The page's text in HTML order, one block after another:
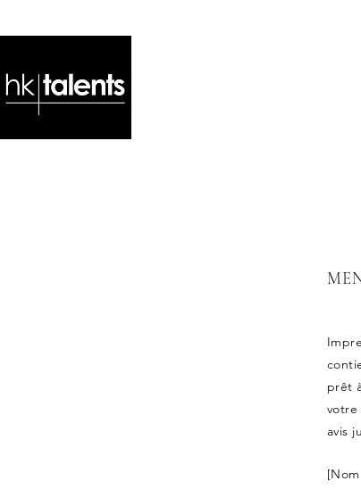
prêt
votre
avis